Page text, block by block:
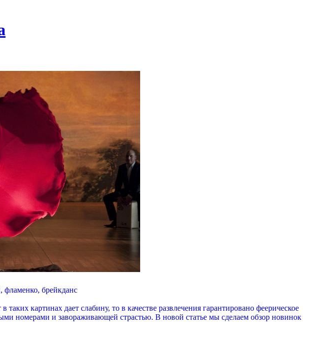
брейкданс
картинах дает слабину, то в качестве развлечения гарантировано феерическое
номерами и завораживающей страстью. В новой статье мы сделаем обзор новинок